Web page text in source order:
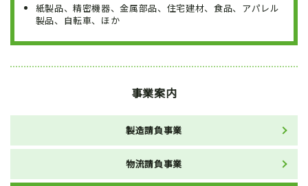
紙製品、精密機器、金属部品、住宅建材、食品、アパレル
製品、自転車、ほか
事業案内
製造請負事業
物流請負事業